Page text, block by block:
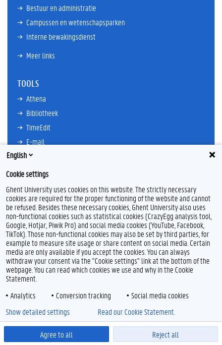
Bestuur en administratie
Campussen en wetenschapsparken
Interne bewakingsdienst
Meer links
TOOLS
Athena
Bibliotheek
TimeEdit
E-mail
Ufora
Oasis
Research Explorer
F
a
c
e
b
o
o
k
L
i
n
k
e
d
I
Y
o
u
T
u
b
e
I
n
s
t
a
g
r
Feedback
Privacy
Disclaimer
Toegankelijkheid
© 2026 Universiteit Gent
English
Cookie settings
Ghent University uses cookies on this website. The strictly necessary
cookies are required for the proper functioning of the website and cannot
be refused. Besides these necessary cookies, Ghent University also uses
non-functional cookies such as statistical cookies (CrazyEgg analysis tool,
Google, Hotjar, Piwik Pro) and social media cookies (YouTube, Facebook,
TikTok). Those non-functional cookies may also be set by third parties, for
example to measure site usage or share content on social media. Certain
media are only available if you accept the cookies. You can always
withdraw your consent via the "Cookie settings" link at the bottom of the
webpage. You can read which cookies we use and why in the Cookie
Statement.
Analytics
Conversion tracking Social media cookies
Agree to all Reject all
Show detailed settings Read our Cookie Statement.